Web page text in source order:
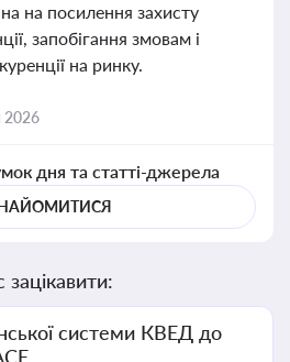
на посилення захисту
запобігання змовам і
на ринку.
2026
дня та статті-джерела
системи КВЕД до